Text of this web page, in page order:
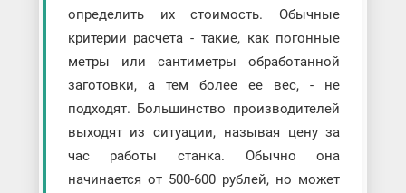
определить их стоимость. Обычные
критерии расчета - такие, как погонные
метры или сантиметры обработанной
заготовки, а тем более ее вес, - не
подходят. Большинство производителей
выходят из ситуации, называя цену за
час работы станка. Обычно она
начинается от 500-600 рублей, но может